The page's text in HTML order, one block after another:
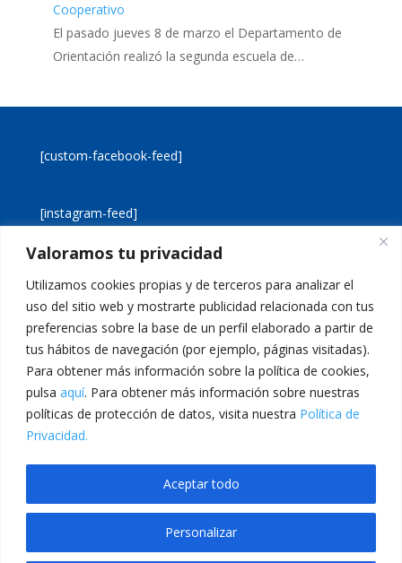
Valoramos tu privacidad
Utilizamos cookies propias y de terceros para analizar el
uso del sitio web y mostrarte publicidad relacionada con tus
preferencias sobre la base de un perfil elaborado a partir de
tus hábitos de navegación (por ejemplo, páginas visitadas).
Para obtener más información sobre la política de cookies,
pulsa aquí. Para obtener más información sobre nuestras
políticas de protección de datos, visita nuestra Política de
Privacidad.
Personalizar
Aceptar todo
Cooperativo
El pasado jueves 8 de marzo el Departamento de
Orientación realizó la segunda escuela de…
[custom-facebook-feed]
[instagram-feed]
Aviso legal
Política de cookies
Calle San Martín, 56 · 46980 · Paterna · Valencia Telf:
grandpashabetcasibom